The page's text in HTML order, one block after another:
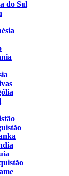
do Sul